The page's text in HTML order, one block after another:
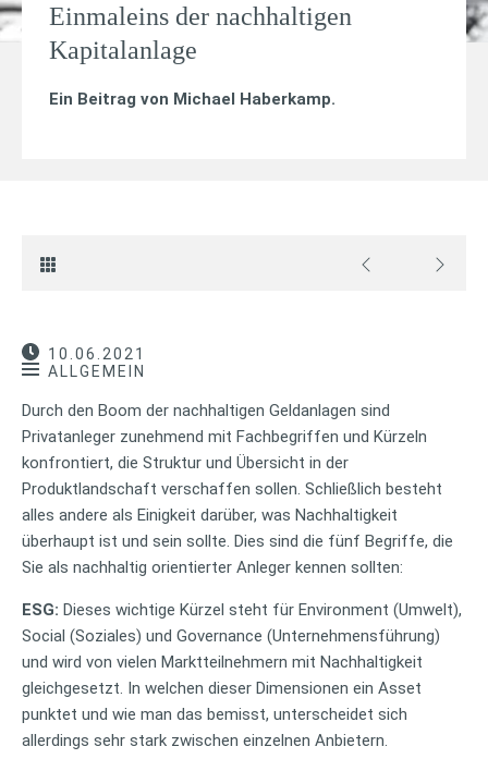
Einmaleins der nachhaltigen
Kapitalanlage
Ein Beitrag von Michael Haberkamp.
10.06.2021
ALLGEMEIN
Durch den Boom der nachhaltigen Geldanlagen sind
Privatanleger zunehmend mit Fachbegriffen und Kürzeln
konfrontiert, die Struktur und Übersicht in der
Produktlandschaft verschaffen sollen. Schließlich besteht
alles andere als Einigkeit darüber, was Nachhaltigkeit
überhaupt ist und sein sollte. Dies sind die fünf Begriffe, die
Sie als nachhaltig orientierter Anleger kennen sollten:
ESG: Dieses wichtige Kürzel steht für Environment (Umwelt),
Social (Soziales) und Governance (Unternehmensführung)
und wird von vielen Marktteilnehmern mit Nachhaltigkeit
gleichgesetzt. In welchen dieser Dimensionen ein Asset
punktet und wie man das bemisst, unterscheidet sich
allerdings sehr stark zwischen einzelnen Anbietern.